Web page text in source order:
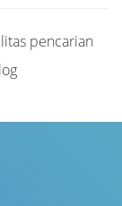
pencarian